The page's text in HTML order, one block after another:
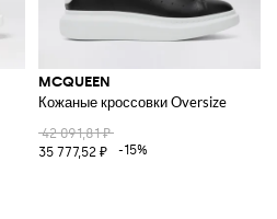
MCQUEEN
Кожаные кроссовки Oversize
42 091,81 ₽
35 777,52 ₽
-15%